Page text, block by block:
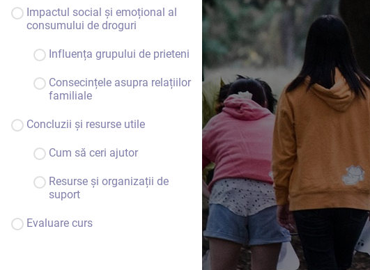
Impactul social și emoțional al
consumului de droguri
Influența grupului de prieteni
Consecințele asupra relațiilor
familiale
Concluzii și resurse utile
Cum să ceri ajutor
Resurse și organizații de
suport
Evaluare curs